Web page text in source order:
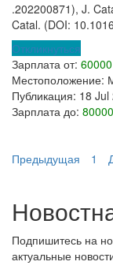
.202200871), J.
Catal. (DOI:
Откликнуться
Зарплата от:
Местоположение:
Публикация: 18 Jul
Зарплата до:
Предыдущая 1
Подпишитесь на
актуальные